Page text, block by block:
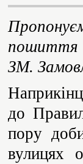
пошиття
ЗМ.
до
пору
вулицях